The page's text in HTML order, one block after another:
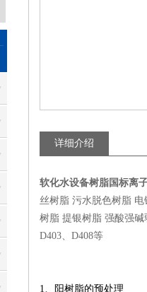
详细介绍
软化水设备树脂国标离
丝树脂 污水脱色树脂
树脂 提银树脂 强酸强碱
D403、D408等
1、 阳树脂的预处理